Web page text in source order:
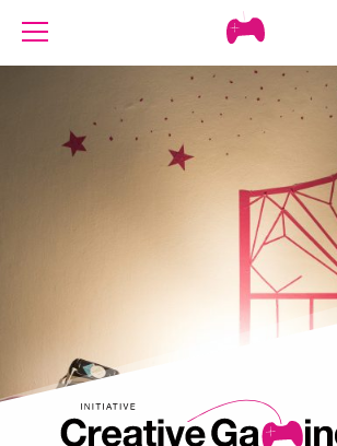
Creative
ÜBER UNS
AKTUELLES
ANGEBOTE
PROJEKTE
PRESSE
SPENDE